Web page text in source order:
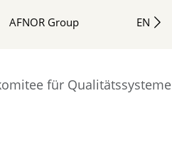
AFNOR Group EN
für Qualitätssysteme